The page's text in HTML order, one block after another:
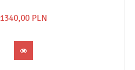
1340,00PLN